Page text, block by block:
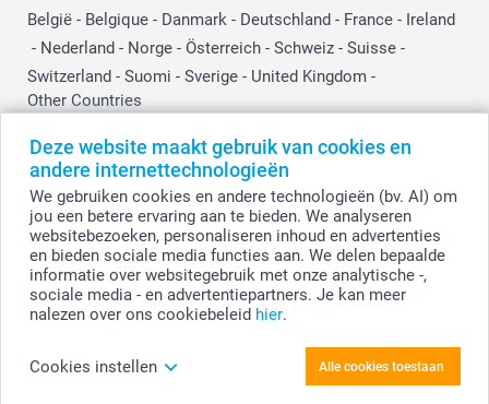
Deze website maakt gebruik van cookies en
andere internettechnologieën
We gebruiken cookies en andere technologieën (bv. AI) om
jou een betere ervaring aan te bieden. We analyseren
websitebezoeken, personaliseren inhoud en advertenties
en bieden sociale media functies aan. We delen bepaalde
informatie over websitegebruik met onze analytische -,
sociale media - en advertentiepartners. Je kan meer
nalezen over ons cookiebeleid hier.
Cookies instellen Alle cookies toestaan
Personaliseer je Toilettas groot roze
Reviews
Prijslijst
Investor Relations
service@smartphoto.nl
Affiliate partnerprogramma
Partnerships
Influencer partnerprogramma
Huwelijk
België - Belgique - Danmark - Deutschland - France - Ireland
- Nederland - Norge - Österreich - Schweiz - Suisse -
Switzerland - Suomi - Sverige - United Kingdom -
Other Countries
© smartphoto group. Alle rechten voorbehouden.Disclaimer
Alle prijzen zijn in EURO (€) inclusief BTW en exclusief verzendkosten.